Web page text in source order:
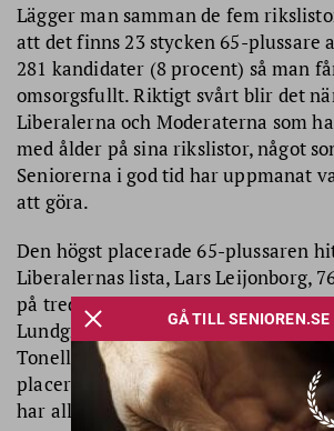
Lägger man samman de fem
att det finns 23 stycken 65-plussare
281 kandidater (8 procent) så man
omsorgsfullt. Riktigt svårt blir det
Liberalerna och Moderaterna som
med ålder på sina rikslistor, något
Seniorerna i god tid har uppmanat
att göra.
Den högst placerade 65-plussaren
Liberalernas lista, Lars Leijonborg,
på tredje plats. Centern har
Lundgren, 71, på sjätte plats.
Tonell, 82, på 20:e plats och
placerar Birgitta Södertun på 18:e
har alltså ingen 65-plussare på sin